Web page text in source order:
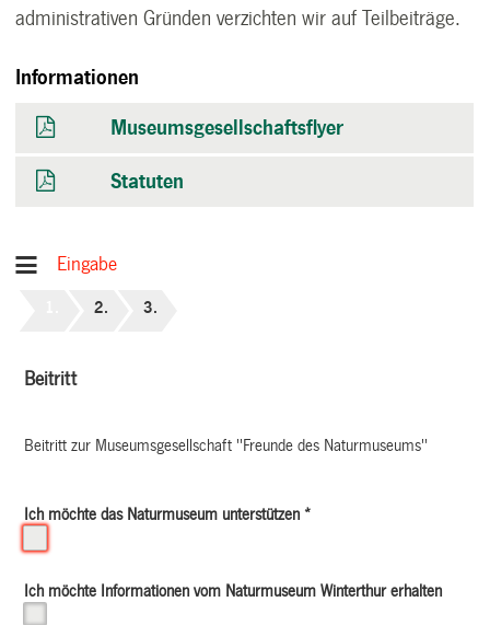
administrativen Gründen verzichten wir auf Teilbeiträge.
Informationen
Museumsgesellschaftsflyer
Statuten